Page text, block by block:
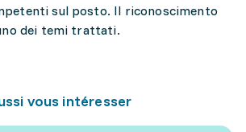
sul posto. Il riconoscimento
dei temi trattati.
vous intéresser